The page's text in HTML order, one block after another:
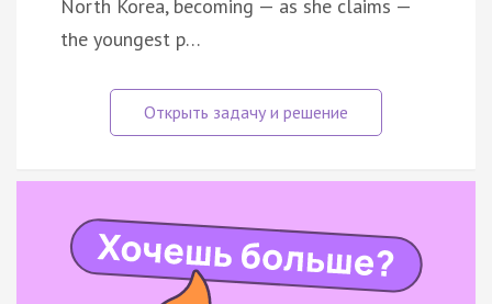
North Korea, becoming — as she claims —
the youngest p…